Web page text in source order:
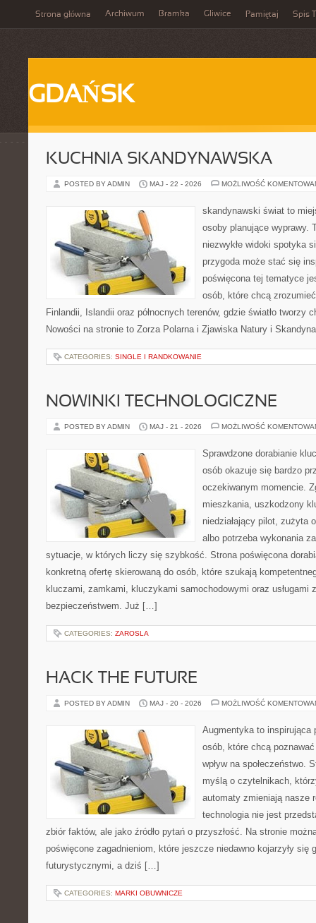
Strona główna Archiwum Bramka Gliwice Pamiętaj Spis
GDAŃSK
KUCHNIA SKANDYNAWSKA
POSTED BY ADMIN MAJ - 22 - 2026 MOŻLIWOŚĆ
skandynawski świat to
osoby planujące wyprawy.
niezwykłe widoki spotyka
przygoda może stać się
poświęcona tej tematyce
osób, które chcą
Finlandii, Islandii oraz północnych terenów, gdzie światło tworzy
Nowości na stronie to Zorza Polarna i Zjawiska Natury i
CATEGORIES: SINGLE I RANDKOWANIE
NOWINKI TECHNOLOGICZNE
POSTED BY ADMIN MAJ - 21 - 2026 MOŻLIWOŚĆ
Sprawdzone dorabianie
osób okazuje się bardzo
oczekiwanym momencie.
mieszkania, uszkodzony
niedziałający pilot, zużyta
albo potrzeba wykonania
sytuacje, w których liczy się szybkość. Strona poświęcona
konkretną ofertę skierowaną do osób, które szukają
kluczami, zamkami, kluczykami samochodowymi oraz usługami
bezpieczeństwem. Już […]
CATEGORIES: ZAROSLA
HACK THE FUTURE
POSTED BY ADMIN MAJ - 20 - 2026 MOŻLIWOŚĆ
Augmentyka to inspirująca
osób, które chcą
wpływ na społeczeństwo.
myślą o czytelnikach,
automaty zmieniają nasze
technologia nie jest
zbiór faktów, ale jako źródło pytań o przyszłość. Na stronie
poświęcone zagadnieniom, które jeszcze niedawno kojarzyły się
futurystycznymi, a dziś […]
CATEGORIES: MARKI OBUWNICZE